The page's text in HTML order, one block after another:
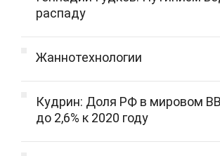
распаду
Жаннотехнологии
Кудрин: Доля РФ в мировом
до 2,6% к 2020 году